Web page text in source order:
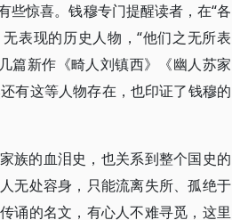
些惊喜。钱穆专门提醒读者，在“各
表现的历史人物，“他们之无所表
篇新作《畸人刘镇西》《幽人苏家
有这等人物存在，也印证了钱穆的
族的血泪史，也关系到整个国史的
无处容身，只能流离失所、孤绝于
诵的名文，有心人不难寻觅，这里